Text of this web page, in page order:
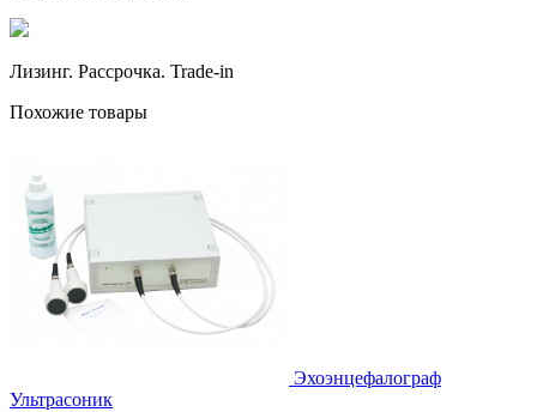
Лизинг. Рассрочка. Trade-in
Похожие товары
Эхоэнцефалограф
Ультрасоник